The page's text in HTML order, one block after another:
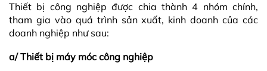
Thiết bị công nghiệp được chia thành 4 nhóm chính,
tham gia vào quá trình sản xuất, kinh doanh của các
doanh nghiệp như sau:
a/ Thiết bị máy móc công nghiệp